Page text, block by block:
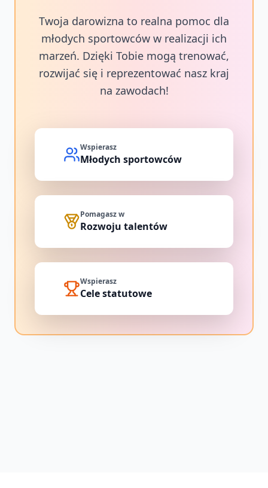
Twoja darowizna to realna pomoc dla
młodych sportowców w realizacji ich
marzeń. Dzięki Tobie mogą trenować,
rozwijać się i reprezentować nasz kraj
na zawodach!
Wspierasz
Młodych sportowców
Pomagasz w
Rozwoju talentów
Wspierasz
Cele statutowe